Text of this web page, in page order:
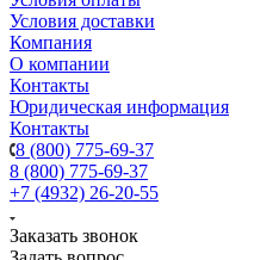
Условия доставки
Компания
О компании
Контакты
Юридическая информация
Контакты
8 (800) 775-69-37
8 (800) 775-69-37
+7 (4932) 26-20-55
Заказать звонок